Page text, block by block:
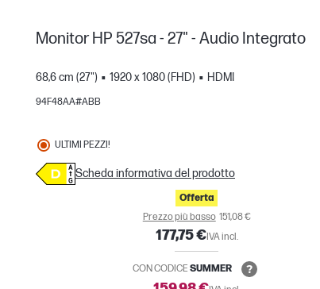
Monitor HP 527sa - 27" - Audio Integrato
68,6 cm (27") 1920 x 1080 (FHD) HDMI
94F48AA#ABB
ULTIMI PEZZI!
Scheda informativa del prodotto
Offerta
Prezzo più basso 151,08 €
177,75 €IVA incl.
CON CODICE SUMMER